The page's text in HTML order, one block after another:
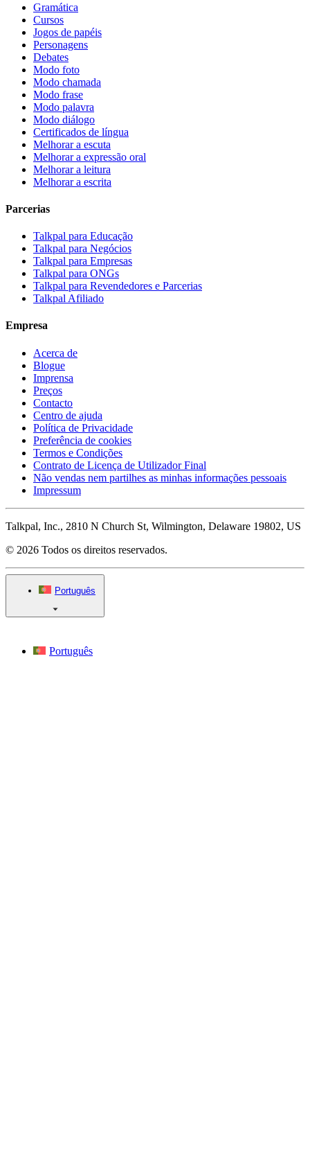
Gramática
Cursos
Jogos de papéis
Personagens
Debates
Modo foto
Modo chamada
Modo frase
Modo palavra
Modo diálogo
Certificados de língua
Melhorar a escuta
Melhorar a expressão oral
Melhorar a leitura
Melhorar a escrita
Parcerias
Talkpal para Educação
Talkpal para Negócios
Talkpal para Empresas
Talkpal para ONGs
Talkpal para Revendedores e Parcerias
Talkpal Afiliado
Empresa
Acerca de
Blogue
Imprensa
Preços
Contacto
Centro de ajuda
Política de Privacidade
Preferência de cookies
Termos e Condições
Contrato de Licença de Utilizador Final
Não vendas nem partilhes as minhas informações pessoais
Impressum
Talkpal, Inc., 2810 N Church St, Wilmington, Delaware 19802, US
© 2026 Todos os direitos reservados.
Português
Português